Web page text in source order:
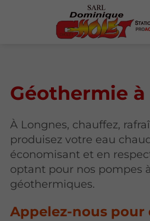
Géothermie
À Longnes, chauffez,
produisez votre eau
économisant et en
optant pour nos pompes
géothermiques.
Appelez-nous pour